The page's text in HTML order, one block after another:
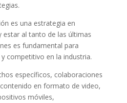
es una estrategia en
estar al tanto de las últimas
es fundamental para
competitivo en la industria.
específicos, colaboraciones
en formato de video,
móviles,